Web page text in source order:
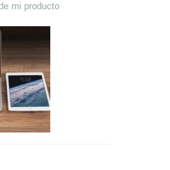
mi producto